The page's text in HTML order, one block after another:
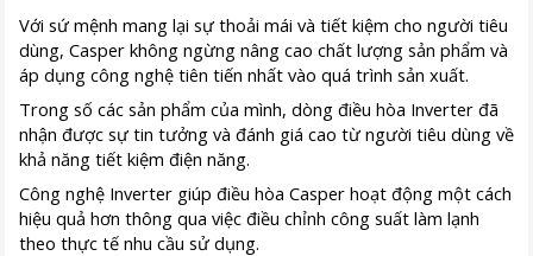
Với sứ mệnh mang lại sự thoải mái và tiết kiệm cho người tiêu
dùng, Casper không ngừng nâng cao chất lượng sản phẩm và
áp dụng công nghệ tiên tiến nhất vào quá trình sản xuất.
Trong số các sản phẩm của mình, dòng điều hòa Inverter đã
nhận được sự tin tưởng và đánh giá cao từ người tiêu dùng về
khả năng tiết kiệm điện năng.
Công nghệ Inverter giúp điều hòa Casper hoạt động một cách
hiệu quả hơn thông qua việc điều chỉnh công suất làm lạnh
theo thực tế nhu cầu sử dụng.